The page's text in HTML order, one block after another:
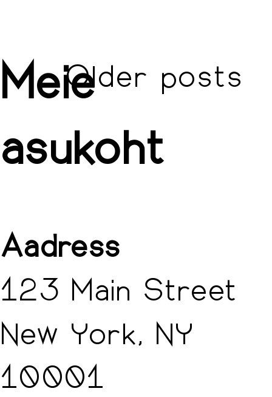
Older posts
Meie
asukoht
Aadress
123 Main Street
New York, NY
10001